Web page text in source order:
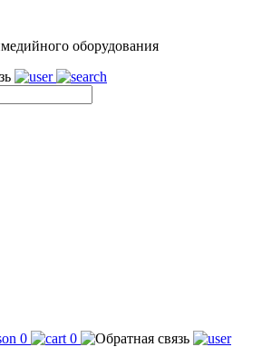
оборудования
0 0